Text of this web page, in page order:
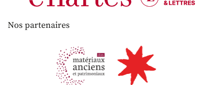
Nos partenaires